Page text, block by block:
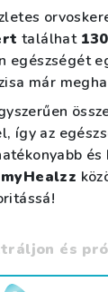
találhat
egészségét
már
így az
és
myHealzz
és